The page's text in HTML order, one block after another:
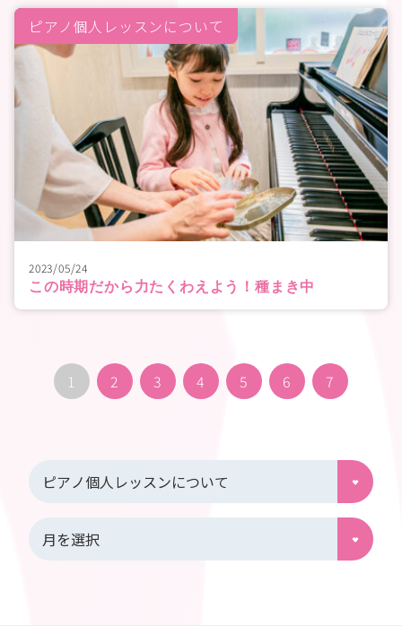
2023/05/24
この時期だから力たくわえよう！種まき中
ピアノ個人レッスンについて
1 2 3 4 5 6 7